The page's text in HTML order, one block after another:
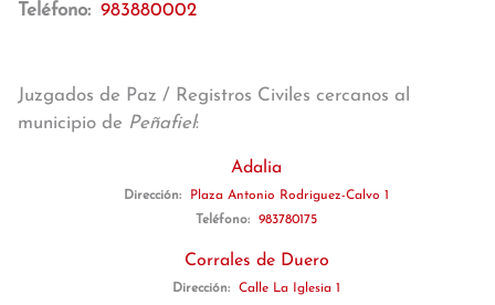
Teléfono: 983880002
Juzgados de Paz / Registros Civiles cercanos al
municipio de Peñafiel:
Adalia
Dirección:
Plaza Antonio Rodriguez-Calvo 1
Teléfono:
983780175
Corrales de Duero
Dirección:
Calle La Iglesia 1